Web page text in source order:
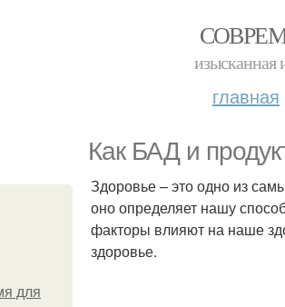
изысканная
главная
Как БАД и
для
Здоровье – это одно из
оно определяет нашу
факторы влияют на наше
здоровье.